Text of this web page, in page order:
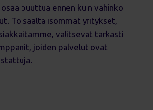
puuttua ennen kuin vahinko
Toisaalta isommat yritykset,
valitsevat tarkasti
joiden palvelut ovat